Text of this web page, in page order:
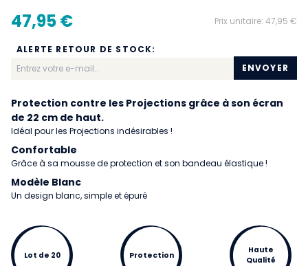
47,95 € Prix unitaire: 47,95 €
ALERTE RETOUR DE STOCK:
ENVOYER
Protection contre les Projections grâce à son écran
de 22 cm de haut.
Idéal pour les Projections indésirables !
Confortable
Grâce à sa mousse de protection et son bandeau élastique !
Modèle Blanc
Un design blanc, simple et épuré
Lot de 20 Protection
Haute
Qualité